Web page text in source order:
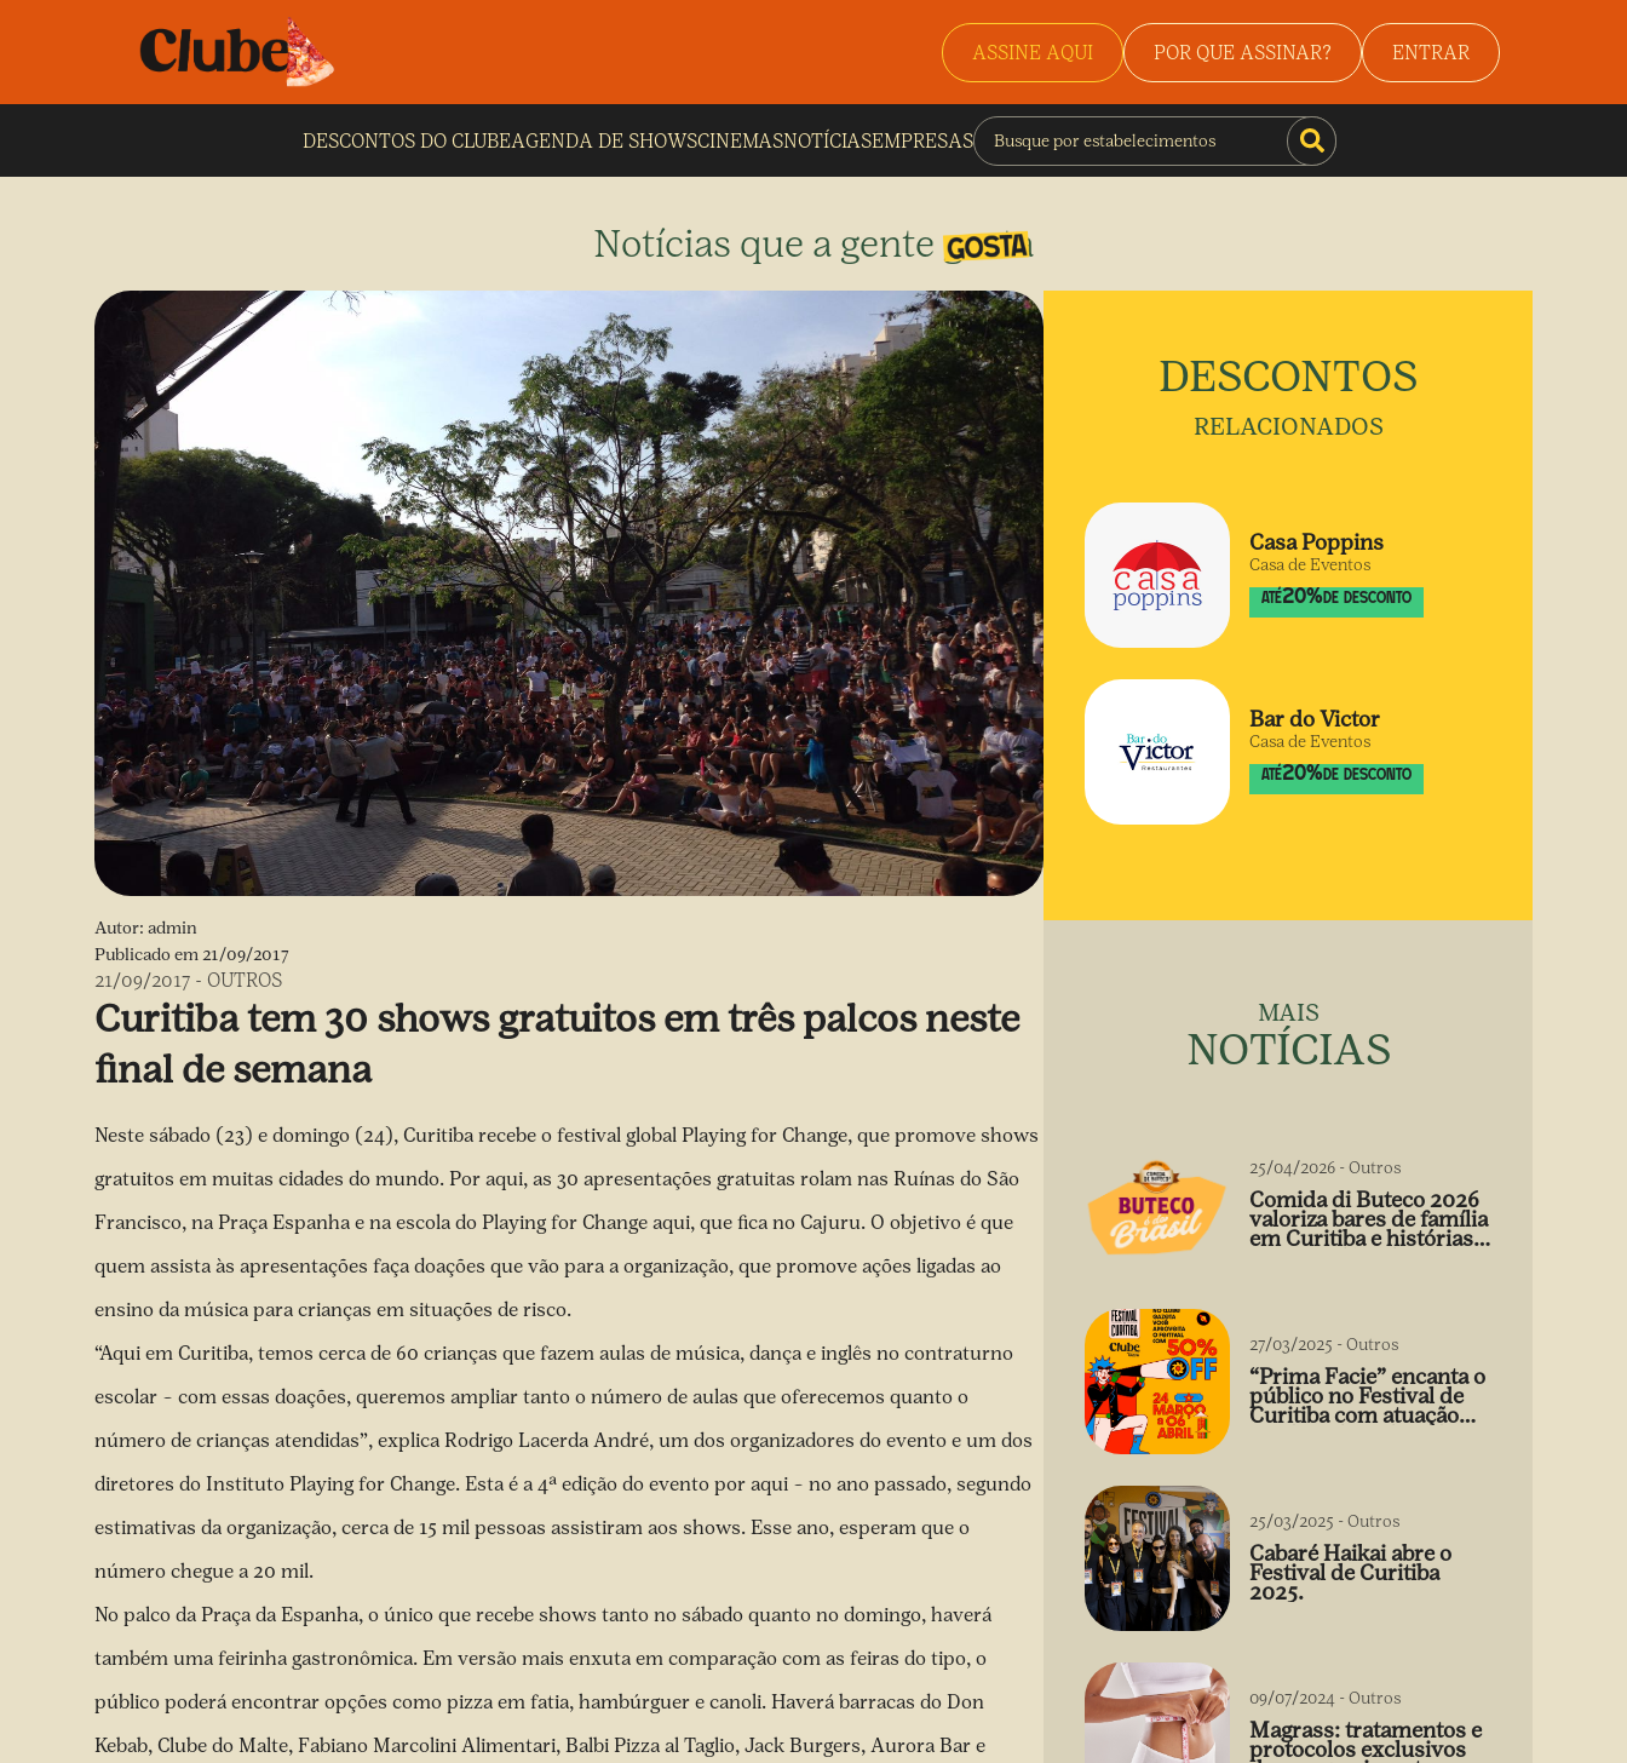
ASSINE AQUI POR QUE ASSINAR? ENTRAR
DESCONTOS DO CLUBEAGENDA DE SHOWSCINEMASNOTÍCIASEMPRESAS
Notícias que a gente gosta
Autor: admin
Publicado em21/09/2017
21/09/2017 - OUTROS
Curitiba tem 30 shows gratuitos em três palcos neste
final de semana
Neste sábado (23) e domingo (24), Curitiba recebe o festival global Playing for Change, que promove shows
gratuitos em muitas cidades do mundo. Por aqui, as 30 apresentações gratuitas rolam nas Ruínas do São
Francisco, na Praça Espanha e na escola do Playing for Change aqui, que fica no Cajuru. O objetivo é que
quem assista às apresentações faça doações que vão para a organização, que promove ações ligadas ao
ensino da música para crianças em situações de risco.
“Aqui em Curitiba, temos cerca de 60 crianças que fazem aulas de música, dança e inglês no contraturno
escolar – com essas doações, queremos ampliar tanto o número de aulas que oferecemos quanto o
número de crianças atendidas”, explica Rodrigo Lacerda André, um dos organizadores do evento e um dos
diretores do Instituto Playing for Change. Esta é a 4ª edição do evento por aqui – no ano passado, segundo
estimativas da organização, cerca de 15 mil pessoas assistiram aos shows. Esse ano, esperam que o
número chegue a 20 mil.
No palco da Praça da Espanha, o único que recebe shows tanto no sábado quanto no domingo, haverá
também uma feirinha gastronômica. Em versão mais enxuta em comparação com as feiras do tipo, o
público poderá encontrar opções como pizza em fatia, hambúrguer e canoli. Haverá barracas do Don
Kebab, Clube do Malte, Fabiano Marcolini Alimentari, Balbi Pizza al Taglio, Jack Burgers, Aurora Bar e
DESCONTOS
RELACIONADOS
Casa Poppins
Casa de Eventos
ATÉ20%DE DESCONTO
Bar do Victor
Casa de Eventos
ATÉ20%DE DESCONTO
MAIS
NOTÍCIAS
25/04/2026 -Outros
Comida di Buteco 2026
valoriza bares de família
em Curitiba e histórias
27/03/2025 -Outros
“Prima Facie” encanta o
público no Festival de
Curitiba com atuação
arrebatadora de Débora
25/03/2025 -Outros
Cabaré Haikai abre o
Festival de Curitiba
2025.
09/07/2024 -Outros
Magrass: tratamentos e
protocolos exclusivos